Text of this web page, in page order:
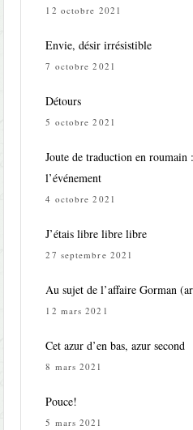
12 octobre 2021
Envie, désir irrésistible
7 octobre 2021
Détours
5 octobre 2021
Joute de traduction en roumain
l’événement
4 octobre 2021
J’étais libre libre libre
27 septembre 2021
Au sujet de l’affaire Gorman
12 mars 2021
Cet azur d’en bas, azur second
8 mars 2021
Pouce!
5 mars 2021